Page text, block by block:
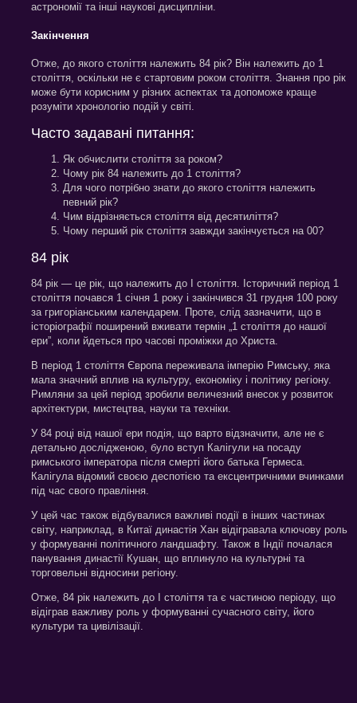
астрономії та інші наукові дисципліни.
Закінчення
Отже, до якого століття належить 84 рік? Він належить до 1
століття, оскільки не є стартовим роком століття. Знання про рік
може бути корисним у різних аспектах та допоможе краще
розуміти хронологію подій у світі.
Часто задавані питання:
Як обчислити століття за роком?
Чому рік 84 належить до 1 століття?
Для чого потрібно знати до якого століття належить
певний рік?
Чим відрізняється століття від десятиліття?
Чому перший рік століття завжди закінчується на 00?
84 рік
84 рік — це рік, що належить до I століття. Історичний період 1
століття почався 1 січня 1 року і закінчився 31 грудня 100 року
за григоріанським календарем. Проте, слід зазначити, що в
історіографії поширений вживати термін „1 століття до нашої
ери”, коли йдеться про часові проміжки до Христа.
В період 1 століття Європа переживала імперію Римську, яка
мала значний вплив на культуру, економіку і політику регіону.
Римляни за цей період зробили величезний внесок у розвиток
архітектури, мистецтва, науки та техніки.
У 84 році від нашої ери подія, що варто відзначити, але не є
детально дослідженою, було вступ Калігули на посаду
римського імператора після смерті його батька Гермеса.
Калігула відомий своєю деспотією та ексцентричними вчинками
під час свого правління.
У цей час також відбувалися важливі події в інших частинах
світу, наприклад, в Китаї династія Хан відігравала ключову роль
у формуванні політичного ландшафту. Також в Індії почалася
панування династії Кушан, що вплинуло на культурні та
торговельні відносини регіону.
Отже, 84 рік належить до I століття та є частиною періоду, що
відіграв важливу роль у формуванні сучасного світу, його
культури та цивілізації.